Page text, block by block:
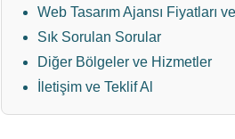
Web Tasarım Ajansı Fiyatları
Sık Sorulan Sorular
Diğer Bölgeler ve Hizmetler
İletişim ve Teklif Al